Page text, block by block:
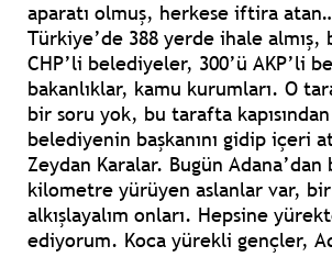
aparatı olmuş, herkese iftira
Türkiye’de 388 yerde ihale almış,
CHP’li belediyeler, 300’ü AKP’li
bakanlıklar, kamu kurumları. O
bir soru yok, bu tarafta
belediyenin başkanını gidip içeri
Zeydan Karalar. Bugün
kilometre yürüyen aslanlar var,
alkışlayalım onları. Hepsine
ediyorum. Koca yürekli gençler,